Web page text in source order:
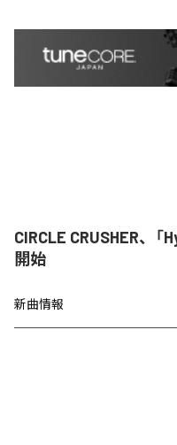
CIRCLE CRUSHER、
開始
新曲情報